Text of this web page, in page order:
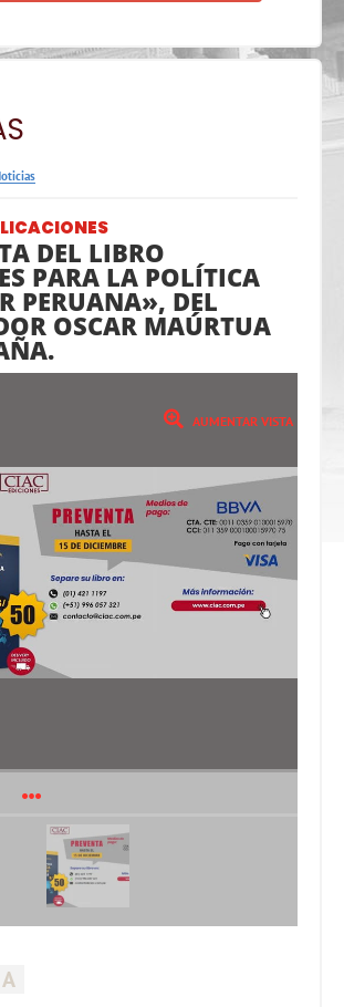
DEL LIBRO
PARA LA POLÍTICA
PERUANA», DEL
OSCAR MAÚRTUA
A